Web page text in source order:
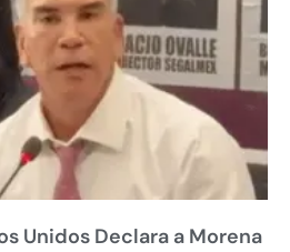
Unidos Declara a Morena